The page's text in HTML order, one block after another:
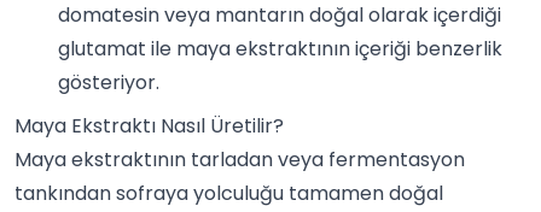
domatesin veya mantarın doğal olarak içerdiği
glutamat ile maya ekstraktının içeriği benzerlik
gösteriyor.
Maya Ekstraktı Nasıl Üretilir?
Maya ekstraktının tarladan veya fermentasyon
tankından sofraya yolculuğu tamamen doğal